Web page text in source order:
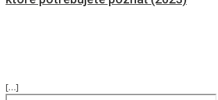
[…]